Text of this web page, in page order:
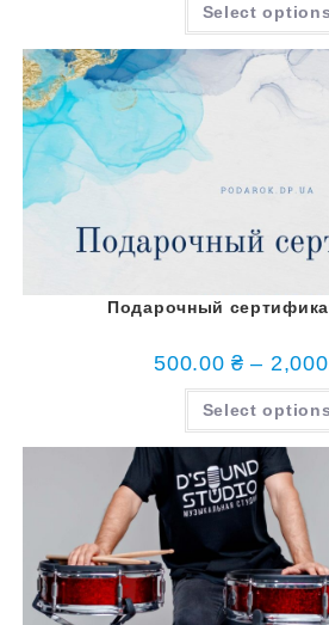
Select options
Подарочный
500.00₴ –
Select options